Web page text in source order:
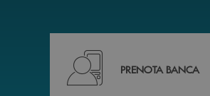
Prenota il tuo
PRENOTA BANCA